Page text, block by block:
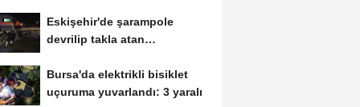
Eskişehir'de şarampole
devrilip takla atan
Bursa'da elektrikli bisiklet
uçuruma yuvarlandı: 3 yaralı